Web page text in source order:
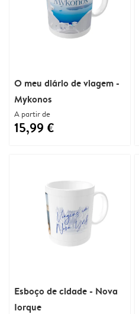
O meu diário de viagem -
Mykonos
A partir de
15,99 €
Esboço de cidade - Nova
Iorque